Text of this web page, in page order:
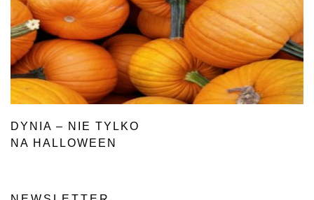
DYNIA – NIE TYLKO
NA HALLOWEEN